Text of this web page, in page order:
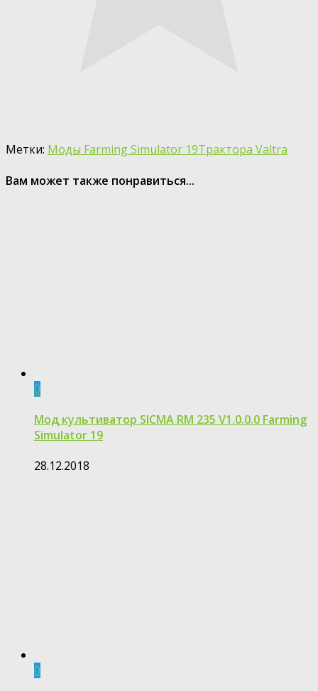
Метки: Моды Farming Simulator 19Трактора Valtra
Вам может также понравиться...
0
Мод культиватор SICMA RM 235 V1.0.0.0 Farming
Simulator 19
28.12.2018
0